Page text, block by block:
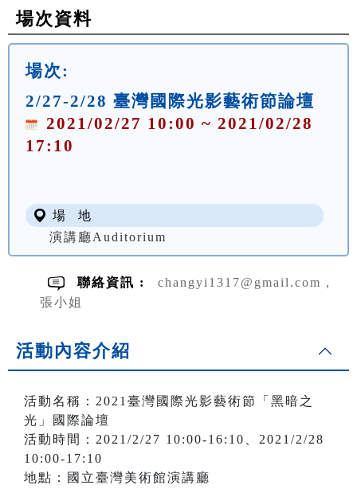
場次資料
場次:
2/27-2/28 臺灣國際光影藝術節論壇
2021/02/27 10:00 ~ 2021/02/28
17:10
場 地
演講廳Auditorium
聯絡資訊 :
changyi1317@gmail.com，
張小姐
活動內容介紹
活動名稱：2021臺灣國際光影藝術節「黑暗之
光」國際論壇
活動時間：2021/2/27 10:00-16:10、2021/2/28
10:00-17:10
地點：國立臺灣美術館演講廳